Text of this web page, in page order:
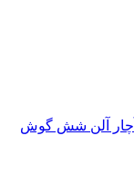
آچار آلن شش گوش